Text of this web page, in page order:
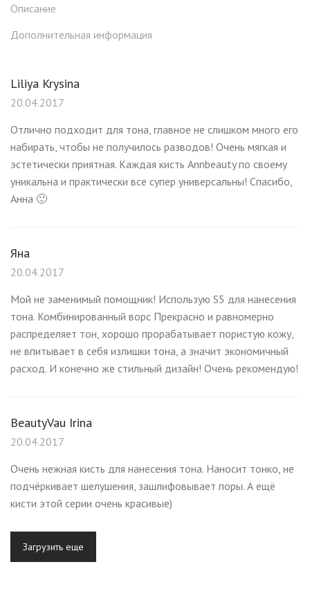
Описание
Дополнительная информация
Liliya Krysina
20.04.2017
Отлично подходит для тона, главное не слишком много его
набирать, чтобы не получилось разводов! Очень мягкая и
эстетически приятная. Каждая кисть Annbeauty по своему
уникальна и практически все супер универсальны! Спасибо,
Анна 🙂
Яна
20.04.2017
Мой не заменимый помощник! Использую S5 для нанесения
тона. Комбинированный ворс Прекрасно и равномерно
распределяет тон, хорошо прорабатывает пористую кожу,
не впитывает в себя излишки тона, а значит экономичный
расход. И конечно же стильный дизайн! Очень рекомендую!
BeautyVau Irina
20.04.2017
Очень нежная кисть для нанесения тона. Наносит тонко, не
подчёркивает шелушения, зашлифовывает поры. А ещё
кисти этой серии очень красивые)
Загрузить еще